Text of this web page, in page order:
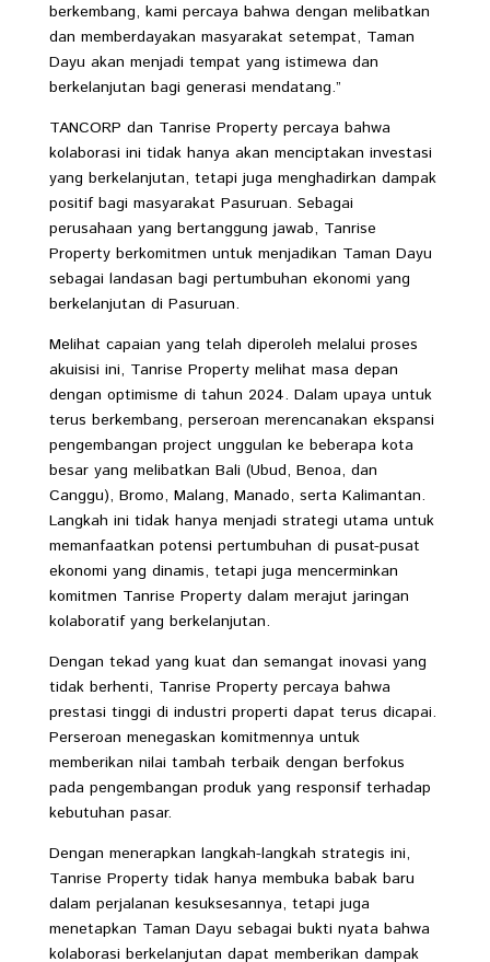
berkembang, kami percaya bahwa dengan melibatkan
dan memberdayakan masyarakat setempat, Taman
Dayu akan menjadi tempat yang istimewa dan
berkelanjutan bagi generasi mendatang.”
TANCORP dan Tanrise Property percaya bahwa
kolaborasi ini tidak hanya akan menciptakan investasi
yang berkelanjutan, tetapi juga menghadirkan dampak
positif bagi masyarakat Pasuruan. Sebagai
perusahaan yang bertanggung jawab, Tanrise
Property berkomitmen untuk menjadikan Taman Dayu
sebagai landasan bagi pertumbuhan ekonomi yang
berkelanjutan di Pasuruan.
Melihat capaian yang telah diperoleh melalui proses
akuisisi ini, Tanrise Property melihat masa depan
dengan optimisme di tahun 2024. Dalam upaya untuk
terus berkembang, perseroan merencanakan ekspansi
pengembangan project unggulan ke beberapa kota
besar yang melibatkan Bali (Ubud, Benoa, dan
Canggu), Bromo, Malang, Manado, serta Kalimantan.
Langkah ini tidak hanya menjadi strategi utama untuk
memanfaatkan potensi pertumbuhan di pusat-pusat
ekonomi yang dinamis, tetapi juga mencerminkan
komitmen Tanrise Property dalam merajut jaringan
kolaboratif yang berkelanjutan.
Dengan tekad yang kuat dan semangat inovasi yang
tidak berhenti, Tanrise Property percaya bahwa
prestasi tinggi di industri properti dapat terus dicapai.
Perseroan menegaskan komitmennya untuk
memberikan nilai tambah terbaik dengan berfokus
pada pengembangan produk yang responsif terhadap
kebutuhan pasar.
Dengan menerapkan langkah-langkah strategis ini,
Tanrise Property tidak hanya membuka babak baru
dalam perjalanan kesuksesannya, tetapi juga
menetapkan Taman Dayu sebagai bukti nyata bahwa
kolaborasi berkelanjutan dapat memberikan dampak